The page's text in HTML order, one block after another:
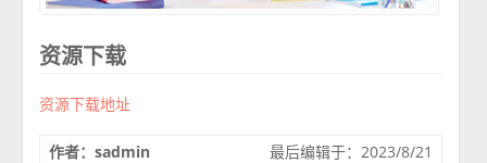
资源下载
资源下载地址
最后编辑于：2023/8/21
作者：sadmin